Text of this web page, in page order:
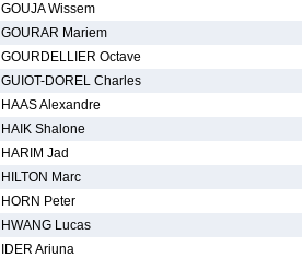
GOUJA Wissem
GOURAR Mariem
GOURDELLIER Octave
GUIOT-DOREL Charles
HAAS Alexandre
HAIK Shalone
HARIM Jad
HILTON Marc
HORN Peter
HWANG Lucas
IDER Ariuna